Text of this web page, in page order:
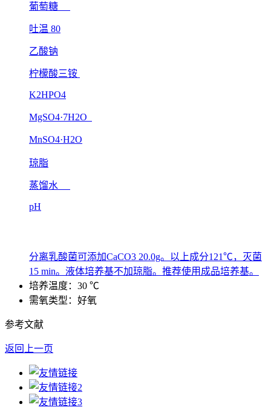
葡萄糖
吐温 80
乙酸钠
柠檬酸三铵
K2HPO4
MgSO4·7H2O
MnSO4·H2O
琼脂
蒸馏水
pH
分离乳酸菌可添加CaCO3 20.0g。以上成分121℃，灭菌
15 min。液体培养基不加琼脂。推荐使用成品培养基。
培养温度：30 ℃
需氧类型：好氧
参考文献
返回上一页